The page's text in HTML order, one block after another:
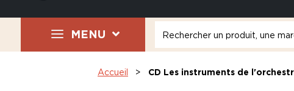
MENU
Accueil CD Les instruments de